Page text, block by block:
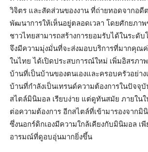
วิจิตร และสัดส่วนของงาน ที่ถ่ายทอดจากอดี
พัฒนาการให้เห็นอยู่ตลอดเวลา โดยศักยภา
ชาวไทยสามารถสร้างการยอมรับได้ในระดับ
จึงมีความมุ่งมั่นที่จะส่งมอบบริการที่มากคุณ
ในไทย ได้เปิดประสบการณ์ใหม่ เพิ่มอิสรภา
บ้านที่เป็นบ้านของตนเองและครอบครัวอย่า
บ้านที่กำลังเป็นเทรนด์ความต้องการในปัจจุ
สไตล์มินิมอล เรียบง่าย แต่ดูทันสมัย ภายใน
ต่อความต้องการ อีกสไตล์ที่เข้ามารองจาก
ซึ่งนอกร์ดิกเองมีความใกล้เคียงกับมินิมอล เ
อารมณ์ที่ดูอบอุ่นมากยิ่งขึ้น